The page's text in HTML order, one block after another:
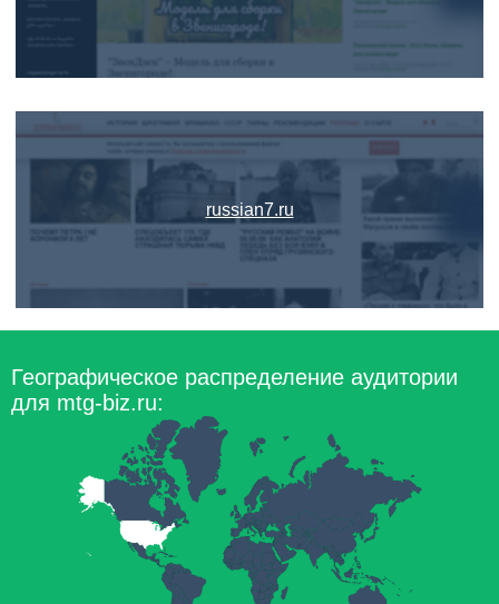
russian7.ru
Географическое распределение аудитории
для mtg-biz.ru: